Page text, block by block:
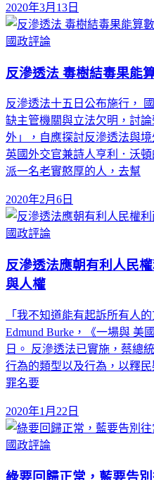
2020年3月13日
國政評論
反滲透法 毒樹結毒果能
反滲透法十五日公布施行，
缺主管機關與立法欠明，討
外」，自應探討反滲透法與
英國外交官兼詩人亨利．沃
派一名老實憨厚的人，去幫
2020年2月6日
國政評論
反滲透法應朝有利人民
與人權
「我不知道能有起訴所有人
Edmund Burke，《一場與 美
日。 反滲透法已實施，蔡總
行為的類型以及行為，以釋
罪名要
2020年1月22日
國政評論
綠要回歸正常，藍要告